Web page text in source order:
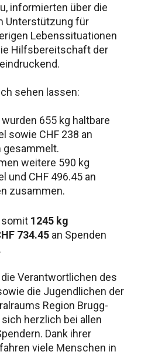
informierten über die
Unterstützung für
Lebenssituationen
Hilfsbereitschaft der
sehen lassen:
655 kg haltbare
sowie CHF 238 an
gesammelt.
weitere 590 kg
und CHF 496.45 an
zusammen.
somit 1245 kg
734.45 an Spenden
Verantwortlichen des
die Jugendlichen der
Region Brugg-
herzlich bei allen
Dank ihrer
viele Menschen in